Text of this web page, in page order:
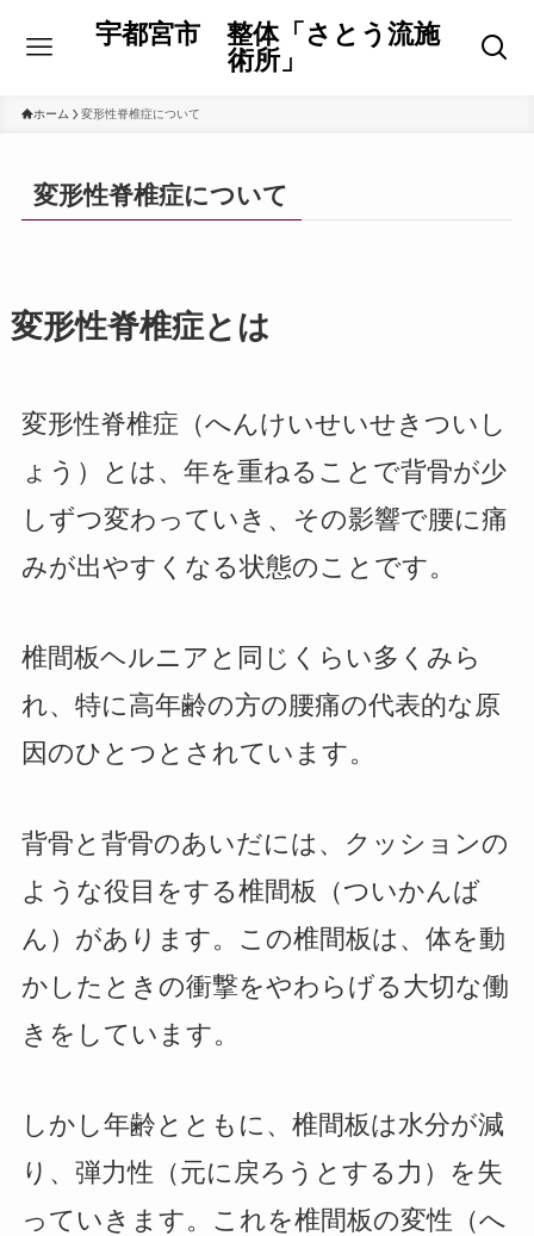
宇都宮市 整体「さとう流施
術所」
ホーム 変形性脊椎症について
変形性脊椎症について
変形性脊椎症とは
変形性脊椎症（へんけいせいせきついし
ょう）とは、年を重ねることで背骨が少
しずつ変わっていき、その影響で腰に痛
みが出やすくなる状態のことです。
椎間板ヘルニアと同じくらい多くみら
れ、特に高年齢の方の腰痛の代表的な原
因のひとつとされています。
背骨と背骨のあいだには、クッションの
ような役目をする椎間板（ついかんば
ん）があります。この椎間板は、体を動
かしたときの衝撃をやわらげる大切な働
きをしています。
しかし年齢とともに、椎間板は水分が減
り、弾力性（元に戻ろうとする力）を失
っていきます。これを椎間板の変性（へ